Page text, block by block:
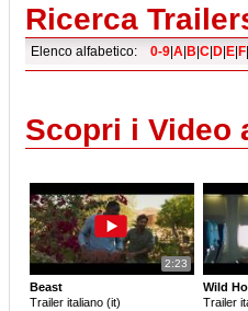
Ricerca
Elenco alfabetico: 0-9|A|B|C|D|E|F|
Scopri i Video
2:23
Beast
Trailer italiano (it)
Wild
Trailer